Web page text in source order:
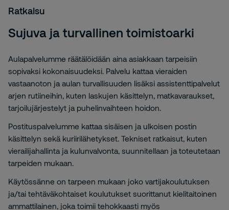
Ratkaisu
Sujuva ja turvallinen toimistoarki
Aulapalvelumme räätälöidään aina asiakkaan tarpeisiin
sopivaksi kokonaisuudeksi. Palvelu kattaa vieraiden
vastaanoton ja aulan turvallisuuden lisäksi assistenttipalvelut
arjen rutiineihin, kuten laskujen käsittelyn, matkavaraukset,
tarjoilujärjestelyt ja puhelinvaihteen hoidon.
Postituspalvelumme kattaa sisäisen ja ulkoisen postin
käsittelyn sekä kuriirilähetykset. Tekniset ratkaisut, kuten
vierailijahallinta ja kulunvalvonta, suunnitellaan ja toteutetaan
tarpeiden mukaan.
Käytössänne on tarpeen mukaan joko vartijakoulutuksen
ja/tai tehtäväkohtaiset koulutukset suorittanut kielitaitoinen
ammattilainen, joka toimii tehokkaasti myös